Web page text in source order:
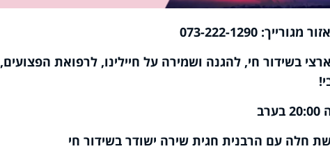
073-222-1290
בשידור חי, להגנה ושמירה על חיילינו, לרפואת הפצועים,
חלה עם הרבנית חגית שירה ישודר בשידור חי